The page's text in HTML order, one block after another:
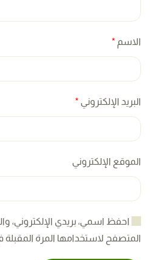
الاسم *
البريد الإلكتروني *
الموقع الإلكتروني
احفظ اسمي، بريدي الإلكتروني،
المتصفح لاستخدامها المرة المقبلة